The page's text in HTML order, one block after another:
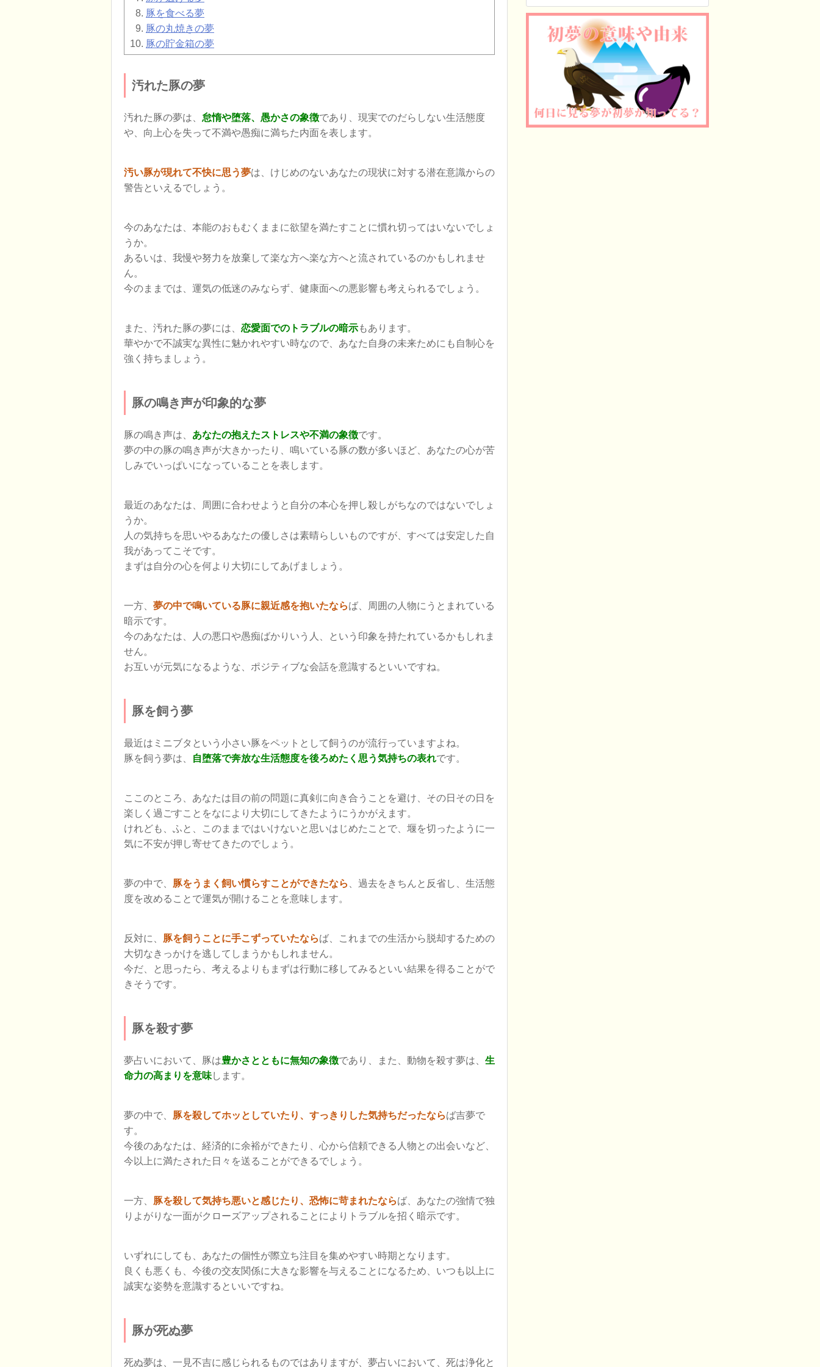
豚を食べる夢
豚の丸焼きの夢
豚の貯金箱の夢
汚れた豚の夢
汚れた豚の夢は、 怠惰や堕落、愚かさの象徴であり、現実でのだらしない生活態度
や、向上心を失って不満や愚痴に満ちた内面を表します。
汚い豚が現れて不快に思う夢は、けじめのないあなたの現状に対する潜在意識からの
警告といえるでしょう。
今のあなたは、本能のおもむくままに欲望を満たすことに慣れ切ってはいないでしょ
うか。
あるいは、我慢や努力を放棄して楽な方へ楽な方へと流されているのかもしれませ
ん。
今のままでは、運気の低迷のみならず、健康面への悪影響も考えられるでしょう。
また、汚れた豚の夢には、 恋愛面でのトラブルの暗示もあります。
華やかで不誠実な異性に魅かれやすい時なので、あなた自身の未来ためにも自制心を
強く持ちましょう。
豚の鳴き声が印象的な夢
豚の鳴き声は、 あなたの抱えたストレスや不満の象徴です。
夢の中の豚の鳴き声が大きかったり、鳴いている豚の数が多いほど、あなたの心が苦
しみでいっぱいになっていることを表します。
最近のあなたは、周囲に合わせようと自分の本心を押し殺しがちなのではないでしょ
うか。
人の気持ちを思いやるあなたの優しさは素晴らしいものですが、すべては安定した自
我があってこそです。
まずは自分の心を何より大切にしてあげましょう。
一方、 夢の中で鳴いている豚に親近感を抱いたならば、周囲の人物にうとまれている
暗示です。
今のあなたは、人の悪口や愚痴ばかりいう人、という印象を持たれているかもしれま
せん。
お互いが元気になるような、ポジティブな会話を意識するといいですね。
豚を飼う夢
最近はミニブタという小さい豚をペットとして飼うのが流行っていますよね。
豚を飼う夢は、
自堕落で奔放な生活態度を後ろめたく思う気持ちの表れです。
ここのところ、あなたは目の前の問題に真剣に向き合うことを避け、その日その日を
楽しく過ごすことをなにより大切にしてきたようにうかがえます。
けれども、ふと、このままではいけないと思いはじめたことで、堰を切ったように一
気に不安が押し寄せてきたのでしょう。
夢の中で、 豚をうまく飼い慣らすことができたなら
、過去をきちんと反省し、生活態
度を改めることで運気が開けることを意味します。
反対に、 豚を飼うことに手こずっていたならば、これまでの生活から脱却するための
大切なきっかけを逃してしまうかもしれません。
今だ、と思ったら、考えるよりもまずは行動に移してみるといい結果を得ることがで
きそうです。
豚を殺す夢
夢占いにおいて、豚は豊かさとともに無知の象徴であり、また、動物を殺す夢は、 生
命力の高まりを意味します。
夢の中で、 豚を殺してホッとしていたり、すっきりした気持ちだったならば吉夢で
す。
今後のあなたは、経済的に余裕ができたり、心から信頼できる人物との出会いなど、
今以上に満たされた日々を送ることができるでしょう。
一方、 豚を殺して気持ち悪いと感じたり、恐怖に苛まれたならば、あなたの強情で独
りよがりな一面がクローズアップされることによりトラブルを招く暗示です。
いずれにしても、あなたの個性が際立ち注目を集めやすい時期となります。
良くも悪くも、今後の交友関係に大きな影響を与えることになるため、いつも以上に
誠実な姿勢を意識するといいですね。
豚が死ぬ夢
死ぬ夢は、一見不吉に感じられるものではありますが、夢占いにおいて、死は浄化と